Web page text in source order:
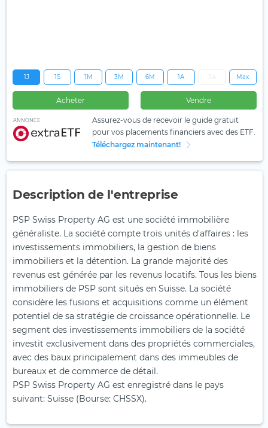
1J 1S 1M 3M 6M 1A Max
Acheter Vendre
ANNONCE
Assurez-vous de recevoir le guide gratuit
pour vos placements financiers avec des ETF.
Téléchargez maintenant!
Description de l'entreprise
PSP Swiss Property AG est une société immobilière
généraliste. La société compte trois unités d'affaires : les
investissements immobiliers, la gestion de biens
immobiliers et la détention. La grande majorité des
revenus est générée par les revenus locatifs. Tous les biens
immobiliers de PSP sont situés en Suisse. La société
considère les fusions et acquisitions comme un élément
potentiel de sa stratégie de croissance opérationnelle. Le
segment des investissements immobiliers de la société
investit exclusivement dans des propriétés commerciales,
avec des baux principalement dans des immeubles de
bureaux et de commerce de détail.
PSP Swiss Property AG est enregistré dans le pays
suivant: Suisse (Bourse: CHSSX).